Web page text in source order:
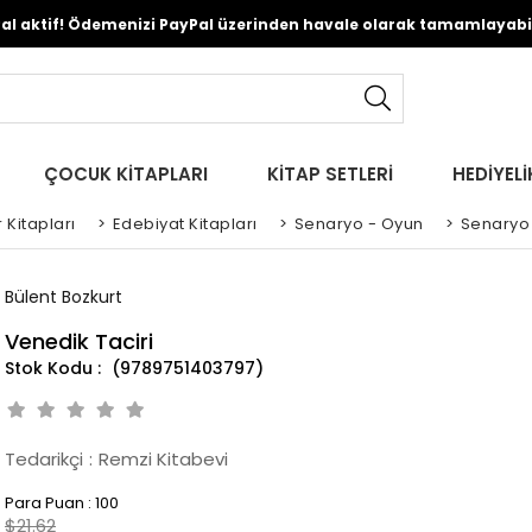
aktif! Ödemenizi PayPal üzerinden havale olarak
ÇOCUK KİTAPLARI KİTAP SETLERİ
> Edebiyat Kitapları > Senaryo - Oyun > Senaryo
Bülent Bozkurt
Venedik Taciri
(9789751403797)
Tedarikçi : Remzi Kitabevi
Para Puan : 100
$21.62